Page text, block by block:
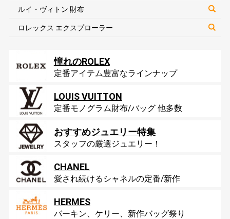
ルイ・ヴィトン 財布
ロレックス エクスプローラー
憧れのROLEX
定番アイテム豊富なラインナップ
LOUIS VUITTON
定番モノグラム財布/バッグ 他多数
おすすめジュエリー特集
スタッフの厳選ジュエリー！
CHANEL
愛され続けるシャネルの定番/新作
HERMES
バーキン、ケリー、新作バッグ祭り